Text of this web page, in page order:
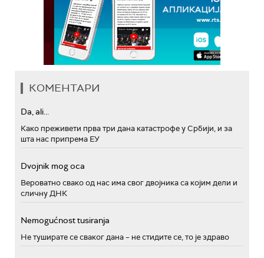
КОМЕНТАРИ
Da, ali...
Како преживети прва три дана катастрофе у Србији, и за
шта нас припрема ЕУ
Dvojnik mog oca
Вероватно свако од нас има свог двојника са којим дели и
сличну ДНК
Nemogućnost tusiranja
Не туширате се сваког дана – не стидите се, то је здраво